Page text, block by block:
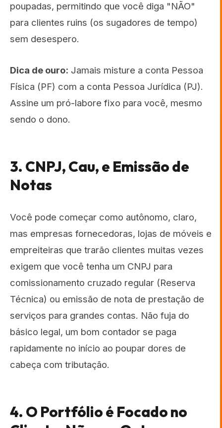
poupadas, permitindo que você diga "NÃO"
para clientes ruins (os sugadores de tempo)
sem desespero.
Dica de ouro: Jamais misture a conta Pessoa
Física (PF) com a conta Pessoa Jurídica (PJ).
Assine um pró-labore fixo para você, mesmo
sendo o dono.
3. CNPJ, Cau, e Emissão de
Notas
Você pode começar como autônomo, claro,
mas empresas fornecedoras, lojas de móveis e
empreiteiras que trarão clientes muitas vezes
exigem que você tenha um CNPJ para
comissionamento cruzado regular (Reserva
Técnica) ou emissão de nota de prestação de
serviços para grandes contas. Não fuja do
básico legal, um bom contador se paga
rapidamente no início ao poupar dores de
cabeça com tributação.
4. O Portfólio é Focado no